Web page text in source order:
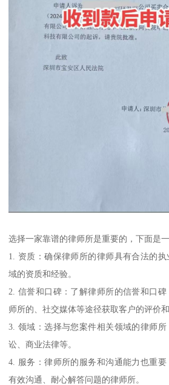
选择一家靠谱的律师所是重要的，下面是一
1. 资质：确保律师所的律师具有合法的
域的资质和经验。
2. 信誉和口碑：了解律师所的信誉和口
师所的、社交媒体等途径获取客户的评价和
3. 领域：选择与您案件相关领域的律师
讼、商业法律等。
4. 服务：律师所的服务和沟通能力也重
有效沟通、耐心解答问题的律师所。